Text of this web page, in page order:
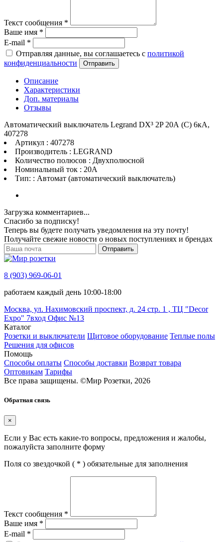
Текст сообщения *
Ваше имя *
E-mail *
Отправляя данные, вы соглашаетесь с политикой
конфиденциальности
Отправить
Описание
Характеристики
Доп. материалы
Отзывы
Автоматический выключатель Legrand DX³ 2P 20А (C) 6кА,
407278
Артикул : 407278
Производитель : LEGRAND
Количество полюсов : Двухполюсной
Номинальный ток : 20A
Тип: : Автомат (автоматический выключатель)
Загрузка комментариев...
Спасибо за подписку!
Теперь вы будете получать уведомления на эту почту!
Получайте свежие новости о новых поступлениях и брендах
Отправить
8 (903) 969-06-01
работаем каждый день 10:00-18:00
Москва, ул. Нахимовский проспект, д. 24 стр. 1 , ТЦ "Decor
Expo" 7вход Офис №13
Каталог
Розетки и выключатели Щитовое оборудование Теплые полы
Решения для офисов
Помощь
Способы оплаты Способы доставки Возврат товара
Оптовикам Тарифы
Все права защищены. ©Мир Розетки, 2026
Обратная связь
×
Если у Вас есть какие-то вопросы, предложения и жалобы,
пожалуйста заполните форму
Поля со звездочкой ( * ) обязательные для заполнения
Текст сообщения *
Ваше имя *
E-mail *